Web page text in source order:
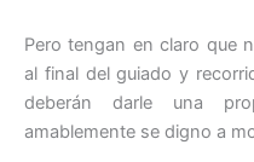
Pero tengan en claro que
al final del guiado y
deberán darle una
amablemente se digno a